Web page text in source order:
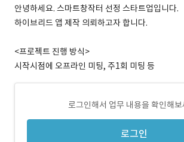
안녕하세요. 스마트창작터 선정 스타트업입니다.
하이브리드 앱 제작 의뢰하고자 합니다.
<프로젝트 진행 방식>
시작시점에 오프라인 미팅, 주1회 미팅 등
로그인해서 업무 내용을 확인해보
로그인